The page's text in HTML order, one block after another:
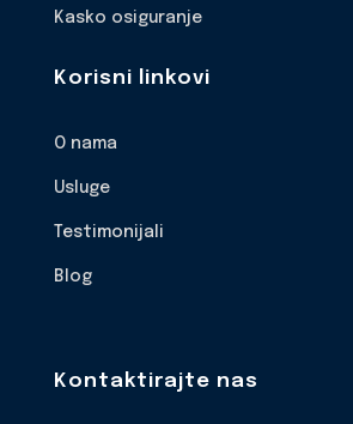
Kasko osiguranje
Korisni linkovi
O nama
Usluge
Testimonijali
Blog
Kontaktirajte nas